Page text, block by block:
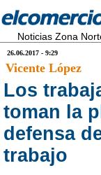
Noticias Zona
26.06.2017 - 9:29
Vicente López
Los
toman la
defensa
trabajo